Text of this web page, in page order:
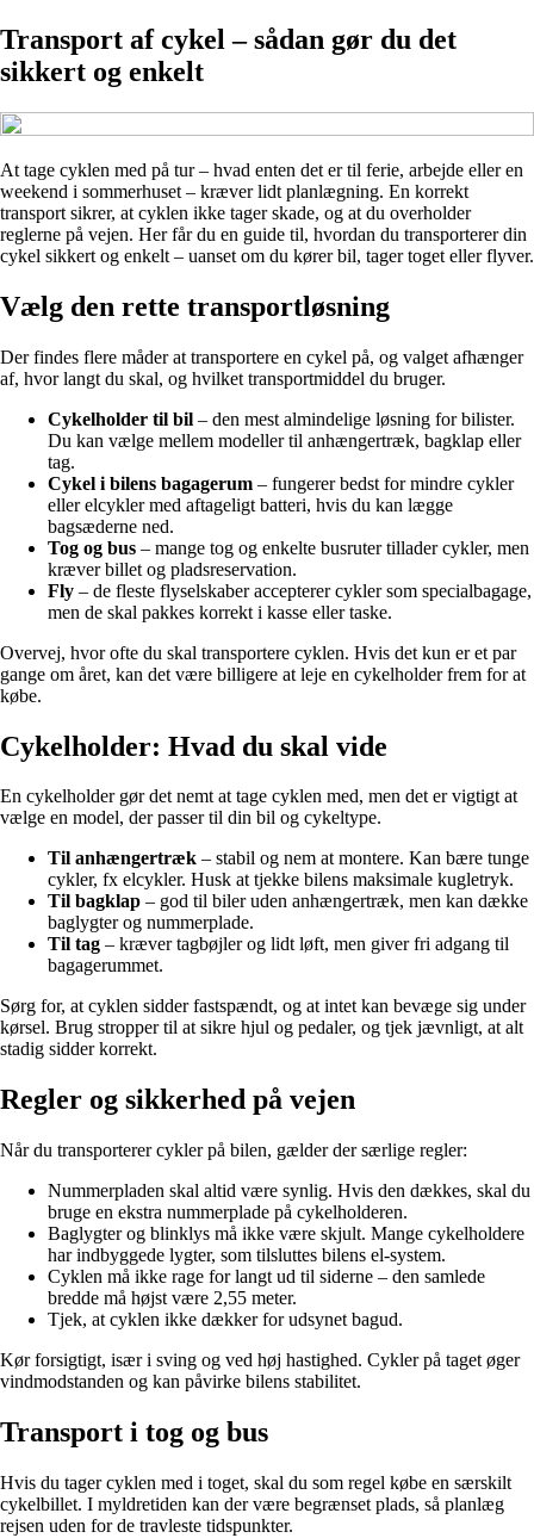
Transport af cykel – sådan gør du det
sikkert og enkelt
At tage cyklen med på tur – hvad enten det er til ferie, arbejde eller en
weekend i sommerhuset – kræver lidt planlægning. En korrekt
transport sikrer, at cyklen ikke tager skade, og at du overholder
reglerne på vejen. Her får du en guide til, hvordan du transporterer din
cykel sikkert og enkelt – uanset om du kører bil, tager toget eller flyver.
Vælg den rette transportløsning
Der findes flere måder at transportere en cykel på, og valget afhænger
af, hvor langt du skal, og hvilket transportmiddel du bruger.
Cykelholder til bil – den mest almindelige løsning for bilister.
Du kan vælge mellem modeller til anhængertræk, bagklap eller
tag.
Cykel i bilens bagagerum – fungerer bedst for mindre cykler
eller elcykler med aftageligt batteri, hvis du kan lægge
bagsæderne ned.
Tog og bus – mange tog og enkelte busruter tillader cykler, men
kræver billet og pladsreservation.
Fly – de fleste flyselskaber accepterer cykler som specialbagage,
men de skal pakkes korrekt i kasse eller taske.
Overvej, hvor ofte du skal transportere cyklen. Hvis det kun er et par
gange om året, kan det være billigere at leje en cykelholder frem for at
købe.
Cykelholder: Hvad du skal vide
En cykelholder gør det nemt at tage cyklen med, men det er vigtigt at
vælge en model, der passer til din bil og cykeltype.
Til anhængertræk – stabil og nem at montere. Kan bære tunge
cykler, fx elcykler. Husk at tjekke bilens maksimale kugletryk.
Til bagklap – god til biler uden anhængertræk, men kan dække
baglygter og nummerplade.
Til tag – kræver tagbøjler og lidt løft, men giver fri adgang til
bagagerummet.
Sørg for, at cyklen sidder fastspændt, og at intet kan bevæge sig under
kørsel. Brug stropper til at sikre hjul og pedaler, og tjek jævnligt, at alt
stadig sidder korrekt.
Regler og sikkerhed på vejen
Når du transporterer cykler på bilen, gælder der særlige regler:
Nummerpladen skal altid være synlig. Hvis den dækkes, skal du
bruge en ekstra nummerplade på cykelholderen.
Baglygter og blinklys må ikke være skjult. Mange cykelholdere
har indbyggede lygter, som tilsluttes bilens el-system.
Cyklen må ikke rage for langt ud til siderne – den samlede
bredde må højst være 2,55 meter.
Tjek, at cyklen ikke dækker for udsynet bagud.
Kør forsigtigt, især i sving og ved høj hastighed. Cykler på taget øger
vindmodstanden og kan påvirke bilens stabilitet.
Transport i tog og bus
Hvis du tager cyklen med i toget, skal du som regel købe en særskilt
cykelbillet. I myldretiden kan der være begrænset plads, så planlæg
rejsen uden for de travleste tidspunkter.